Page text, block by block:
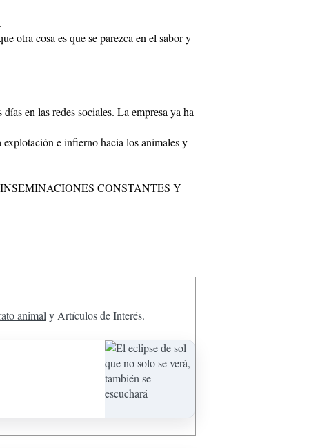
otra cosa es que se parezca en el sabor y
en las redes sociales. La empresa ya ha
explotación e infierno hacia los animales y
CONSTANTES Y
animaly Artículos de Interés.